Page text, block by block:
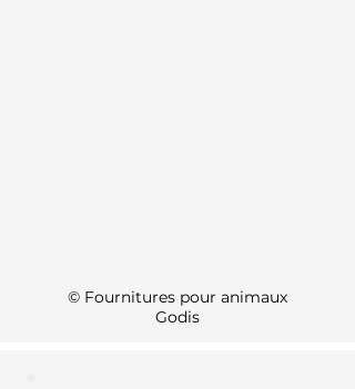
© Fournitures pour animaux
Godis